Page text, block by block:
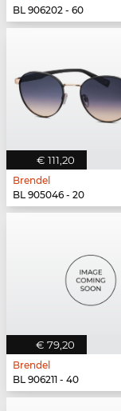
BL 906202 - 60
€ 111,20
Brendel
BL 905046 - 20
€ 79,20
Brendel
BL 906211 - 40